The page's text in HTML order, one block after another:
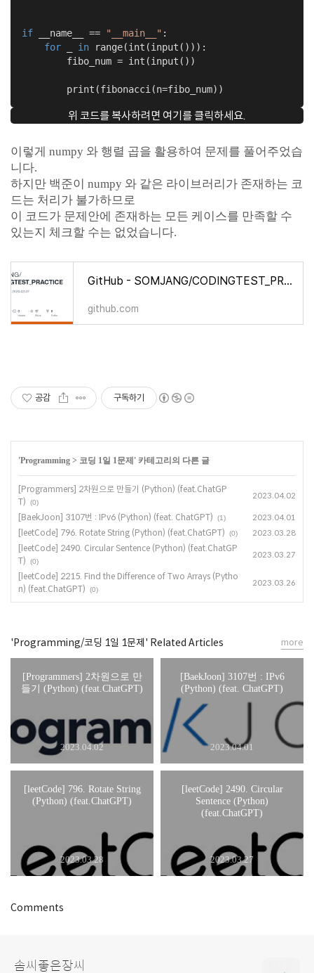
if __name__ == "__main__" :
for
in range(int(input())):
        fibo_num = int(input())
        print(fibonacci(n=fibo_num))
위 코드를 복사하려면 여기를 클릭하세요.
이렇게 numpy 와 행렬 곱을 활용하여 문제를 풀어주었습
니다.
하지만 백준이 numpy 와 같은 라이브러리가 존재하는 코
드는 처리가 불가하므로
이 코드가 문제안에 존재하는 모든 케이스를 만족할 수
있는지 체크할 수는 없었습니다.
GitHub - SOMJANG/CODINGTEST_PRACTICE: 1일 1문제 since 2020.02.07
github.com
공감 구독하기
'Programming > 코딩 1일 1문제 ' 카테고리의 다른 글
[Programmers] 2차원으로 만들기 (Python) (feat.ChatGP
T)
(0)
2023.04.02
[BaekJoon] 3107번 : IPv6 (Python) (feat. ChatGPT) (1) 2023.04.01
[leetCode] 796. Rotate String (Python) (feat.ChatGPT) (0) 2023.03.28
[leetCode] 2490. Circular Sentence (Python) (feat.ChatGP
T)
(0)
2023.03.27
[leetCode] 2215. Find the Difference of Two Arrays (Pytho
n) (feat.ChatGPT)
(0)
2023.03.26
'Programming/코딩 1일 1문제' Related Articles
[Programmers] 2차원으로 만
들기 (Python) (feat.ChatGPT)
2023.04.02
[BaekJoon] 3107번 : IPv6
(Python) (feat. ChatGPT)
2023.04.01
[leetCode] 796. Rotate String
(Python) (feat.ChatGPT)
2023.03.28
[leetCode] 2490. Circular
Sentence (Python)
(feat.ChatGPT)
2023.03.27
more
Comments
솜씨좋은장씨